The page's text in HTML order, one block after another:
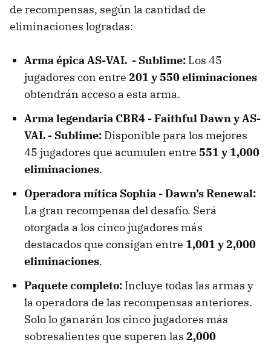
de recompensas, según la cantidad de
eliminaciones logradas:
Arma épica AS-VAL - Sublime: Los 45
jugadores con entre 201 y 550 eliminaciones
obtendrán acceso a esta arma.
Arma legendaria CBR4 - Faithful Dawn y AS-
VAL - Sublime: Disponible para los mejores
45 jugadores que acumulen entre 551 y 1,000
eliminaciones.
Operadora mítica Sophia - Dawn’s Renewal:
La gran recompensa del desafío. Será
otorgada a los cinco jugadores más
destacados que consigan entre 1,001 y 2,000
eliminaciones.
Paquete completo: Incluye todas las armas y
la operadora de las recompensas anteriores.
Solo lo ganarán los cinco jugadores más
sobresalientes que superen las 2,000